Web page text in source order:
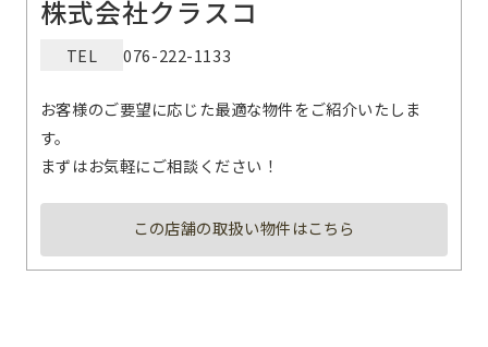
株式会社クラスコ
TEL 076-222-1133
お客様のご要望に応じた最適な物件をご紹介いたしま
す。
まずはお気軽にご相談ください！
この店舗の取扱い物件はこちら